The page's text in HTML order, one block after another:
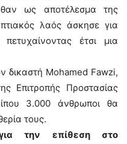
ως αποτέλεσμα της
λαός άσκησε για
έτσι μια
δικαστή Mohamed Fawzi,
Επιτροπής Προστασίας
3.000 άνθρωποι θα
τους.
την επίθεση στο